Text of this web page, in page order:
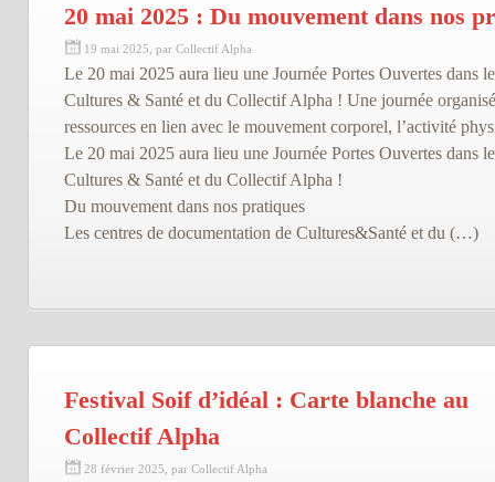
20 mai 2025 : Du mouvement dans nos
19 mai 2025, par Collectif Alpha
Le 20 mai 2025 aura lieu une Journée Portes Ouvertes dans
Cultures & Santé et du Collectif Alpha ! Une journée
ressources en lien avec le mouvement corporel, l’activité
Le 20 mai 2025 aura lieu une Journée Portes Ouvertes dans
Cultures & Santé et du Collectif Alpha !
Du mouvement dans nos pratiques
Les centres de documentation de Cultures&Santé et du (…)
Festival Soif d’idéal : Carte blanche au
Collectif Alpha
28 février 2025, par Collectif Alpha